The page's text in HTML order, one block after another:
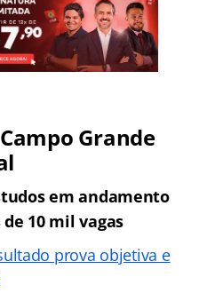
Grande
em andamento
10 mil vagas
prova objetiva e